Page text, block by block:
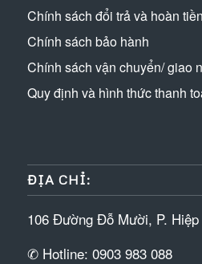
Chính sách đổi trả và hoàn tiền
Chính sách bảo hành
Chính sách vận chuyển/ giao
Quy định và hình thức thanh
ĐỊA CHỈ:
106 Đường Đỗ Mười, P.
✆ Hotline: 0903 983 088